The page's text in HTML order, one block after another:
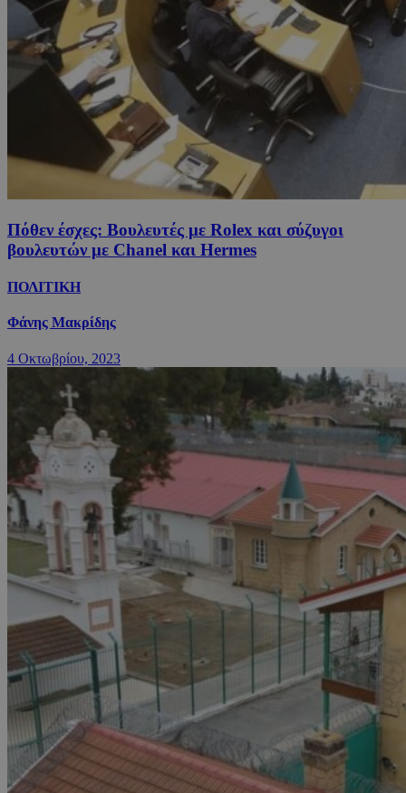
Πόθεν έσχες: Βουλευτές με Rolex και σύζυγοι
βουλευτών με Chanel και Hermes
ΠΟΛΙΤΙΚΗ
Φάνης Μακρίδης
4 Οκτωβρίου, 2023